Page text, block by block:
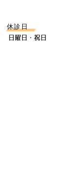
休診日
日曜日・祝日